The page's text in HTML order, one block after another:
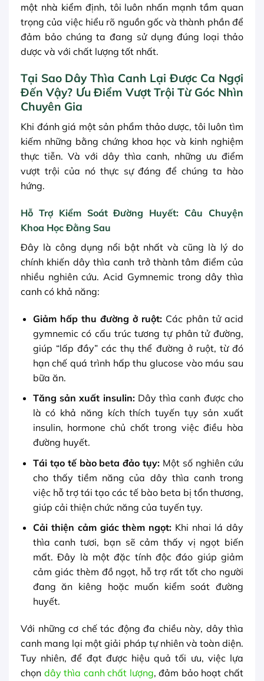
một nhà kiểm định, tôi luôn nhấn mạnh tầm quan
trọng của việc hiểu rõ nguồn gốc và thành phần để
đảm bảo chúng ta đang sử dụng đúng loại thảo
dược và với chất lượng tốt nhất.
Tại Sao Dây Thìa Canh Lại Được Ca Ngợi
Đến Vậy? Ưu Điểm Vượt Trội Từ Góc Nhìn
Chuyên Gia
Khi đánh giá một sản phẩm thảo dược, tôi luôn tìm
kiếm những bằng chứng khoa học và kinh nghiệm
thực tiễn. Và với dây thìa canh, những ưu điểm
vượt trội của nó thực sự đáng để chúng ta hào
hứng.
Hỗ Trợ Kiểm Soát Đường Huyết: Câu Chuyện
Khoa Học Đằng Sau
Đây là công dụng nổi bật nhất và cũng là lý do
chính khiến dây thìa canh trở thành tâm điểm của
nhiều nghiên cứu. Acid Gymnemic trong dây thìa
canh có khả năng:
Giảm hấp thu đường ở ruột:Các phân tử acid
gymnemic có cấu trúc tương tự phân tử đường,
giúp “lấp đầy” các thụ thể đường ở ruột, từ đó
hạn chế quá trình hấp thu glucose vào máu sau
bữa ăn.
Tăng sản xuất insulin:Dây thìa canh được cho
là có khả năng kích thích tuyến tụy sản xuất
insulin, hormone chủ chốt trong việc điều hòa
đường huyết.
Tái tạo tế bào beta đảo tụy: Một số nghiên cứu
cho thấy tiềm năng của dây thìa canh trong
việc hỗ trợ tái tạo các tế bào beta bị tổn thương,
giúp cải thiện chức năng của tuyến tụy.
Cải thiện cảm giác thèm ngọt: Khi nhai lá dây
thìa canh tươi, bạn sẽ cảm thấy vị ngọt biến
mất. Đây là một đặc tính độc đáo giúp giảm
cảm giác thèm đồ ngọt, hỗ trợ rất tốt cho người
đang ăn kiêng hoặc muốn kiểm soát đường
huyết.
Với những cơ chế tác động đa chiều này, dây thìa
canh mang lại một giải pháp tự nhiên và toàn diện.
Tuy nhiên, để đạt được hiệu quả tối ưu, việc lựa
chọn dây thìa canh chất lượng, đảm bảo hoạt chất